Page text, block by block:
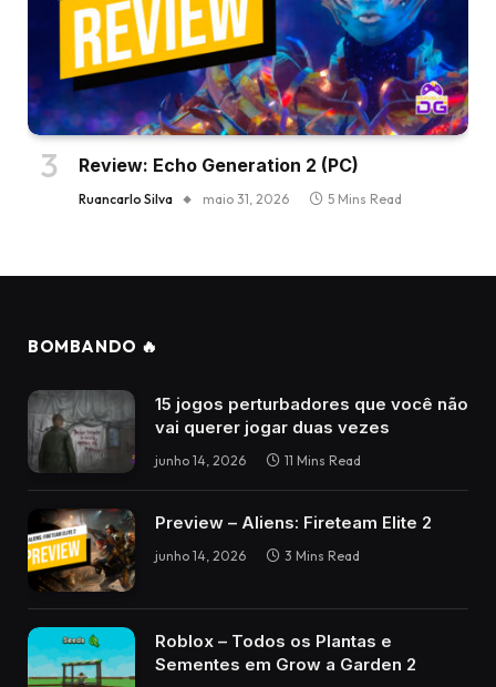
Review: Echo Generation 2 (PC)
Ruancarlo Silva maio 31, 2026 5 Mins Read
BOMBANDO 🔥
15 jogos perturbadores que você não
vai querer jogar duas vezes
junho 14, 2026 11 Mins Read
Preview – Aliens: Fireteam Elite 2
junho 14, 2026 3 Mins Read
Roblox – Todos os Plantas e
Sementes em Grow a Garden 2